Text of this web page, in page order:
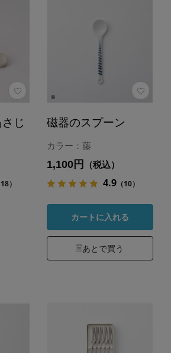
じ
）
磁器のスプーン
カラー：藤
1,100円 （税込）
4.9（10）
カートに入れる
あとで買う